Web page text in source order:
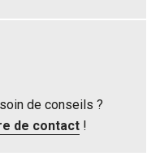
de conseils ?
de contact !